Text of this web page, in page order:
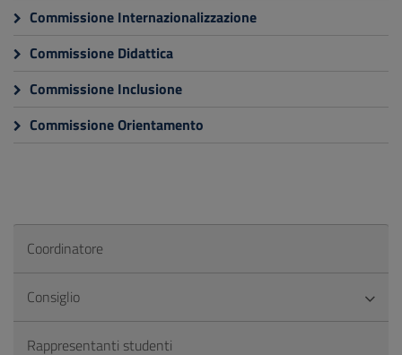
Commissione Internazionalizzazione
Commissione Didattica
Commissione Inclusione
Commissione Orientamento
Coordinatore
Consiglio
Rappresentanti studenti